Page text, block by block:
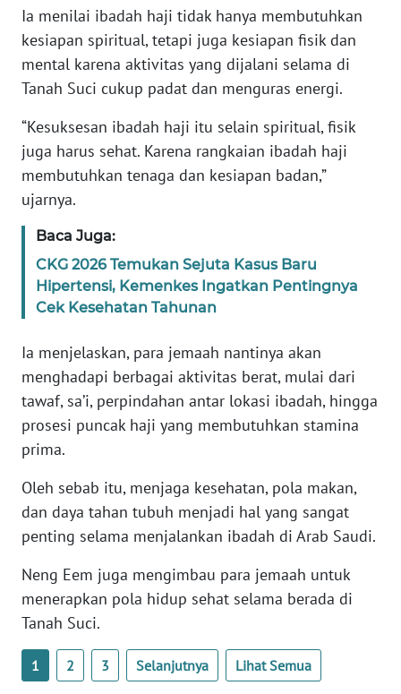
Ia menilai ibadah haji tidak hanya membutuhkan
kesiapan spiritual, tetapi juga kesiapan fisik dan
mental karena aktivitas yang dijalani selama di
Tanah Suci cukup padat dan menguras energi.
“Kesuksesan ibadah haji itu selain spiritual, fisik
juga harus sehat. Karena rangkaian ibadah haji
membutuhkan tenaga dan kesiapan badan,”
ujarnya.
Baca Juga:
CKG 2026 Temukan Sejuta Kasus Baru
Hipertensi, Kemenkes Ingatkan Pentingnya
Cek Kesehatan Tahunan
Ia menjelaskan, para jemaah nantinya akan
menghadapi berbagai aktivitas berat, mulai dari
tawaf, sa’i, perpindahan antar lokasi ibadah, hingga
prosesi puncak haji yang membutuhkan stamina
prima.
Oleh sebab itu, menjaga kesehatan, pola makan,
dan daya tahan tubuh menjadi hal yang sangat
penting selama menjalankan ibadah di Arab Saudi.
Neng Eem juga mengimbau para jemaah untuk
menerapkan pola hidup sehat selama berada di
Tanah Suci.
1 2 3 Selanjutnya Lihat Semua
News
Regional
SUMUT
WN
JAKARTA
WN
JABAR
WN
WN
NTT
KEPRI
WN
PAPUA
WN
BARAT
WN
RIAU